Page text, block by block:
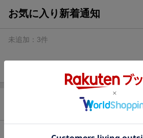
お気に入り新着通知
未追加： 3件
2025年10月31日頃